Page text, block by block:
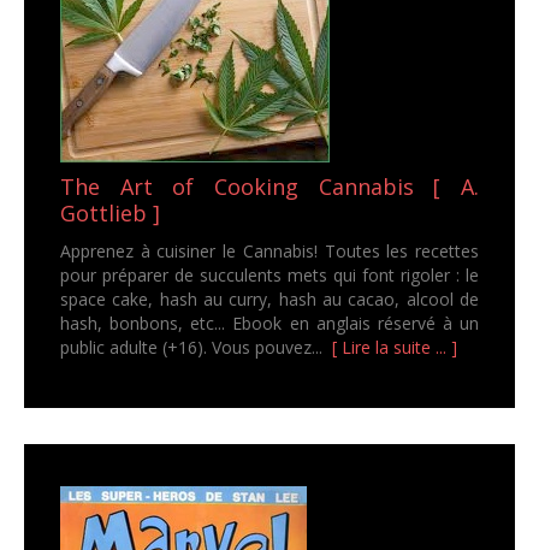
The Art of Cooking Cannabis [ A.
Gottlieb ]
Apprenez à cuisiner le Cannabis! Toutes les recettes
pour préparer de succulents mets qui font rigoler : le
space cake, hash au curry, hash au cacao, alcool de
hash, bonbons, etc... Ebook en anglais réservé à un
public adulte (+16). Vous pouvez... [ Lire la suite ... ]